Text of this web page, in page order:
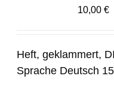
10,00€
Heft, geklammert,
Sprache Deutsch